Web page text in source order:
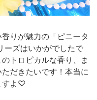
りが魅力の「ピニータ
ーズはいかがでしたで
トロピカルな香り、ま
だきたいです！本当に
すよ♡